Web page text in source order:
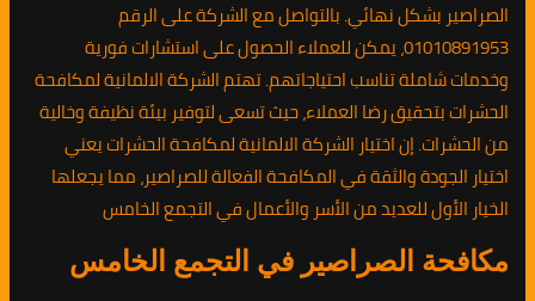
الصراصير بشكل نهائي. بالتواصل مع الشركة على الرقم
01010891953، يمكن للعملاء الحصول على استشارات فورية
وخدمات شاملة تناسب احتياجاتهم. تهتم الشركة الالمانية لمكافحة
الحشرات بتحقيق رضا العملاء، حيث تسعى لتوفير بيئة نظيفة وخالية
من الحشرات. إن اختيار الشركة الالمانية لمكافحة الحشرات يعني
اختيار الجودة والثقة في المكافحة الفعالة للصراصير، مما يجعلها
الخيار الأول للعديد من الأسر والأعمال في التجمع الخامس
مكافحة الصراصير في التجمع الخامس